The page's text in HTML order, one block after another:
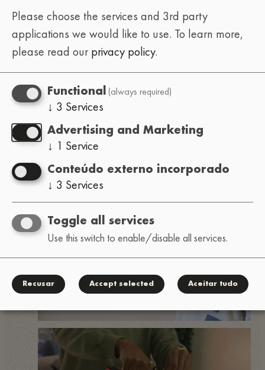
Please choose the services and 3rd party
applications we would like to use. To learn more,
please read our privacy policy.
Functional (always required)
↓ 3 Services
Advertising and Marketing
↓ 1 Service
Conteúdo externo incorporado
↓ 3 Services
Toggle all services
Use this switch to enable/disable all services.
Recusar Accept selected Aceitar tudo